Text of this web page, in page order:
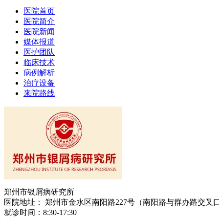
医院首页
医院简介
医院新闻
媒体报道
医护团队
临床技术
病例解析
治疗设备
来院路线
郑州市银屑病研究所
医院地址： 郑州市金水区南阳路227号（南阳路与群办路交叉
就诊时间：8:30-17:30